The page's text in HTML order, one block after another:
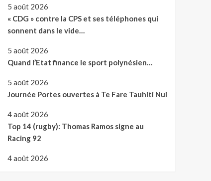
5 août 2026
« CDG » contre la CPS et ses téléphones qui
sonnent dans le vide…
5 août 2026
Quand l’Etat finance le sport polynésien…
5 août 2026
Journée Portes ouvertes à Te Fare Tauhiti Nui
4 août 2026
Top 14 (rugby): Thomas Ramos signe au
Racing 92
4 août 2026